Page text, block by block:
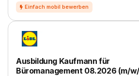
Ausbildung Kaufmann für
Büromanagement 08.2026 (m/